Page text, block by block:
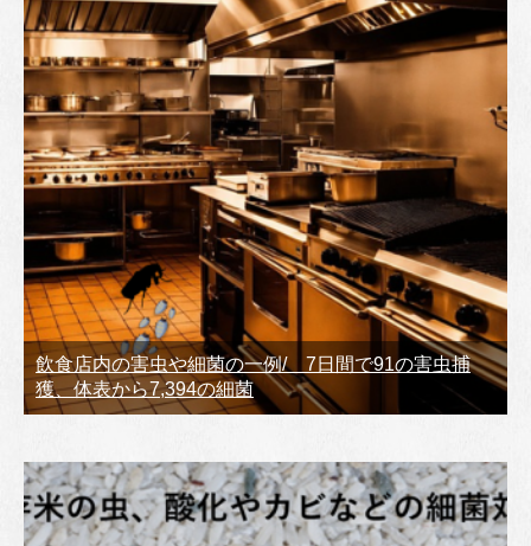
飲食店内の害虫や細菌の一例/ 7日間で91の害虫捕
獲、体表から7,394の細菌